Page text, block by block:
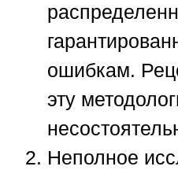
ошибкам.
эту
Неполное